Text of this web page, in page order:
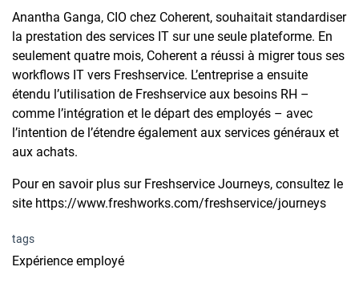
Anantha Ganga, CIO chez Coherent, souhaitait standardiser
la prestation des services IT sur une seule plateforme. En
seulement quatre mois, Coherent a réussi à migrer tous ses
workflows IT vers Freshservice. L’entreprise a ensuite
étendu l’utilisation de Freshservice aux besoins RH –
comme l’intégration et le départ des employés – avec
l’intention de l’étendre également aux services généraux et
aux achats.
Pour en savoir plus sur Freshservice Journeys, consultez le
site https://www.freshworks.com/freshservice/journeys
tags
Expérience employé